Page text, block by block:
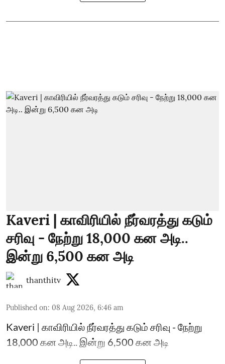
Kaveri | காவிரியில் நீர்வரத்து கடும்
சரிவு - நேற்று 18,000 கன அடி..
இன்று 6,500 கன அடி
thanthitv
Published on: 08 Aug 2026, 6:46 am
Kaveri | காவிரியில் நீர்வரத்து கடும் சரிவு - நேற்று
18,000 கன அடி.. இன்று 6,500 கன அடி